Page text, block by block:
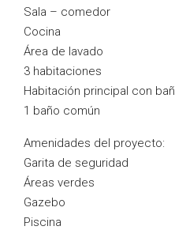
Sala – comedor
Cocina
Área de lavado
3 habitaciones
Habitación principal con
1 baño común
Amenidades del proyecto:
Garita de seguridad
Áreas verdes
Gazebo
Piscina